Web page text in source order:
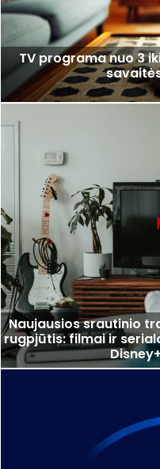
TV programa nuo 3
Naujausios srautinio
rugpjūtis: filmai ir